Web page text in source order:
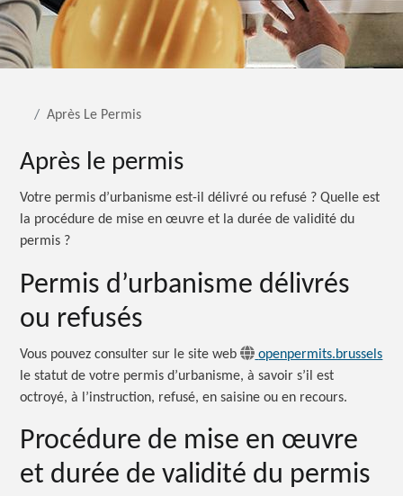
Après Le Permis
Après le permis
Votre permis d’urbanisme est-il délivré ou refusé ? Quelle est
la procédure de mise en œuvre et la durée de validité du
permis ?
Permis d’urbanisme délivrés
ou refusés
Vous pouvez consulter sur le site web
openpermits.brussels
le statut de votre permis d’urbanisme, à savoir s’il est
octroyé, à l’instruction, refusé, en saisine ou en recours.
Procédure de mise en œuvre
et durée de validité du permis